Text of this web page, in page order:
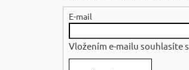
E-mail
Vložením e-mailu souhlasíte s